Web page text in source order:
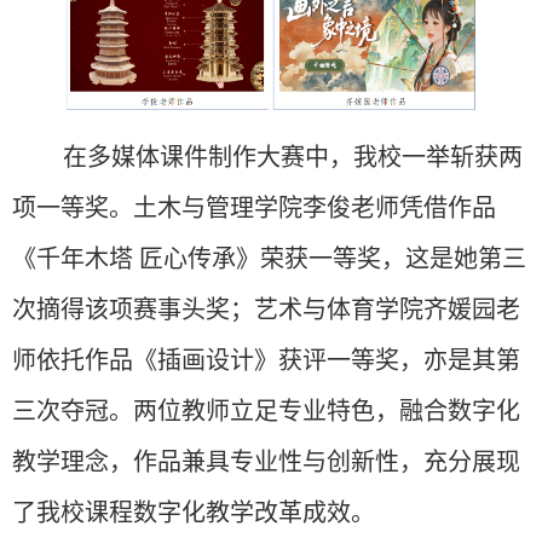
在多媒体课件制作大赛中，我校一举斩获两
项一等奖。土木与管理学院李俊老师凭借作品
《千年木塔 匠心传承》荣获一等奖，这是她第三
次摘得该项赛事头奖；艺术与体育学院齐媛园老
师依托作品《插画设计》获评一等奖，亦是其第
三次夺冠。两位教师立足专业特色，融合数字化
教学理念，作品兼具专业性与创新性，充分展现
了我校课程数字化教学改革成效。